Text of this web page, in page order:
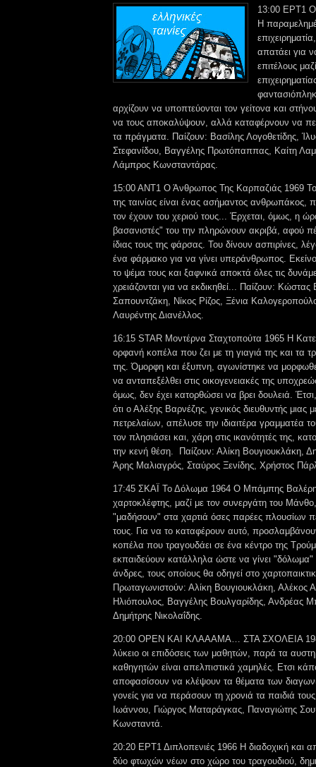
13:00 ΕΡΤ1 Ο
Η
απατάει για
επιτέλους
αρχίζουν να υποπτεύονται τον γείτονα και
να τους αποκαλύψουν, αλλά καταφέρνουν να
τα πράγματα. Παίζουν: Βασίλης Λογοθετίδης,
Στεφανίδου, Βαγγέλης Πρωτόπαππας, Καίτη
Λάμπρος Κωνσταντάρας.
15:00 ANT1 Ο Άνθρωπος Της Καρπαζιάς 1969
της ταινίας είναι ένας ασήμαντος ανθρωπάκος,
τον έχουν του χεριού τους... Έρχεται, όμως, η
βασανιστές" του την πληρώνουν ακριβά, αφού
ίδιας τους της φάρσας. Του δίνουν ασπιρίνες,
ένα φάρμακο για να γίνει υπεράνθρωπος.
το ψέμα τους και ξαφνικά αποκτά όλες τις
χρειάζονται για να εκδικηθεί... Παίζουν:
Σαπουντζάκη, Νίκος Ρίζος, Ξένια
Λαυρέντης Διανέλλος.
16:15 STAR Μοντέρνα Σταχτοπούτα 1965 Η
ορφανή κοπέλα που ζει με τη γιαγιά της και τα
της. Όμορφη και έξυπνη, αγωνίστηκε να
να ανταπεξέλθει στις οικογενειακές της
όμως, δεν έχει κατορθώσει να βρει δουλειά.
ότι ο Αλέξης Βαρνέζης, γενικός διευθυντής μιας
πετρελαίων, απέλυσε την ιδιαιτέρα γραμματέα
τον πλησιάσει και, χάρη στις ικανότητές της,
την κενή θέση. Παίζουν: Αλίκη Βουγιουκλάκη,
Άρης Μαλιαγρός, Σταύρος Ξενίδης, Χρήστος
17:45 ΣΚΑΪ Το Δόλωμα 1964 Ο Μπάμπης
χαρτοκλέφτης, μαζί με τον συνεργάτη του
"μαδήσουν" στα χαρτιά όσες παρέες πλουσίων
τους. Για να το καταφέρουν αυτό,
κοπέλα που τραγουδάει σε ένα κέντρο της
εκπαιδεύουν κατάλληλα ώστε να γίνει "δόλωμα"
άνδρες, τους οποίους θα οδηγεί στο
Πρωταγωνιστούν: Αλίκη Βουγιουκλάκη, Αλέκος
Ηλιόπουλος, Βαγγέλης Βουλγαρίδης, Ανδρέας
Δημήτρης Νικολαΐδης.
20:00 OPEN ΚΑΙ ΚΛΑΑΑΜΑ… ΣΤΑ ΣΧΟΛΕΙΑ
λύκειο οι επιδόσεις των μαθητών, παρά τα
καθηγητών είναι απελπιστικά χαμηλές. Ετσι
αποφασίσουν να κλέψουν τα θέματα των
γονείς για να περάσουν τη χρονιά τα παιδιά
Ιωάννου, Γιώργος Ματαράγκας, Παναγιώτης
Κωνσταντά.
20:20 ΕΡΤ1 Διπλοπενιές 1966 Η διαδοχική και
δύο φτωχών νέων στο χώρο του τραγουδιού,